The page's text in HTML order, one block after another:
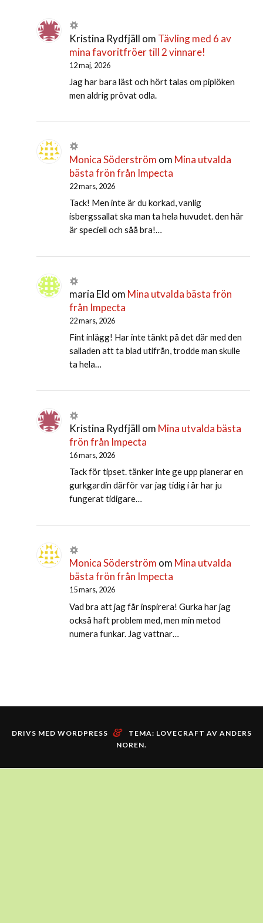
Kristina Rydfjäll om Tävling med 6 av
mina favoritfröer till 2 vinnare!
12 maj, 2026
Jag har bara läst och hört talas om piplöken
men aldrig prövat odla.
Monica Söderström om Mina utvalda
bästa frön från Impecta
22 mars, 2026
Tack! Men inte är du korkad, vanlig
isbergssallat ska man ta hela huvudet. den här
är speciell och såå bra!…
maria Eld om Mina utvalda bästa frön
från Impecta
22 mars, 2026
Fint inlägg! Har inte tänkt på det där med den
salladen att ta blad utifrån, trodde man skulle
ta hela…
Kristina Rydfjäll om Mina utvalda bästa
frön från Impecta
16 mars, 2026
Tack för tipset. tänker inte ge upp planerar en
gurkgardin därför var jag tidig i år har ju
fungerat tidigare…
Monica Söderström om Mina utvalda
bästa frön från Impecta
15 mars, 2026
Vad bra att jag får inspirera! Gurka har jag
också haft problem med, men min metod
numera funkar. Jag vattnar…
DRIVS MED WORDPRESS & TEMA: LOVECRAFT AV ANDERS
NOREN.